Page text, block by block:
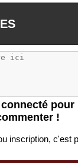
!
inscription, c'est